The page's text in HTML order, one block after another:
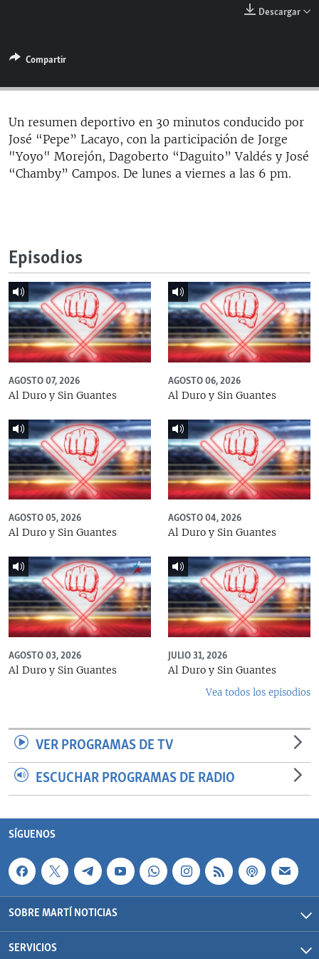
ESPECIALES
LA REALIDAD DE LA VIVIENDA EN CUBA
SER VIEJO EN CUBA
KENTU-CUBANO
LOS SANTOS DE HIALEAH
MULTIMEDIA
EDITORIALES
SÍGUENOS
Descargar
Compartir
Un resumen deportivo en 30 minutos conducido por
José “Pepe” Lacayo, con la participación de Jorge
"Yoyo" Morejón, Dagoberto “Daguito” Valdés y José
“Chamby” Campos. De lunes a viernes a las 6 pm.
Episodios
AGOSTO 07, 2026
Al Duro y Sin Guantes
AGOSTO 06, 2026
Al Duro y Sin Guantes
AGOSTO 05, 2026
Al Duro y Sin Guantes
AGOSTO 04, 2026
Al Duro y Sin Guantes
AGOSTO 03, 2026
Al Duro y Sin Guantes
JULIO 31, 2026
Al Duro y Sin Guantes
Vea todos los episodios
VER PROGRAMAS DE TV
ESCUCHAR PROGRAMAS DE RADIO
SÍGUENOS
SOBRE MARTÍ NOTICIAS
SERVICIOS